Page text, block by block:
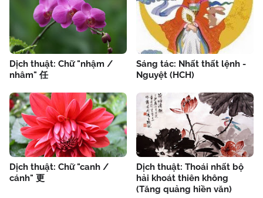
Dịch thuật: Chữ "nhậm /
nhâm" 任
Sáng tác: Nhất thất lệnh -
Nguyệt (HCH)
Dịch thuật: Chữ "canh /
cánh" 更
Dịch thuật: Thoái nhất bộ
hải khoát thiên không
(Tăng quảng hiền văn)